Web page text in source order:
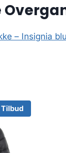
– Insignia
Tilbud